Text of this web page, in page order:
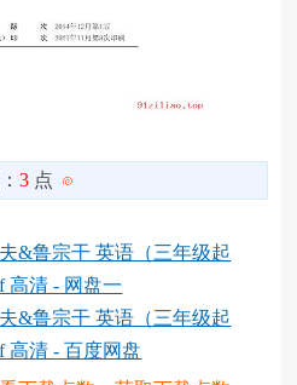
3 点
&鲁宗干 英语（三年级起
高清 - 网盘一
&鲁宗干 英语（三年级起
高清 - 百度网盘